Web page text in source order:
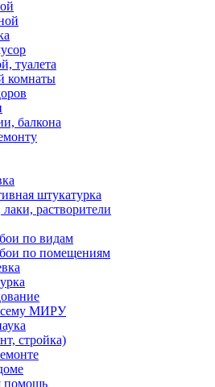
туалета
комнаты
балкона
штукатурка
растворители
по видам
по помещениям
МИРУ
стройка)
помощь